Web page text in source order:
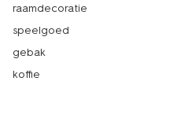
raamdecoratie
speelgoed
gebak
koffie